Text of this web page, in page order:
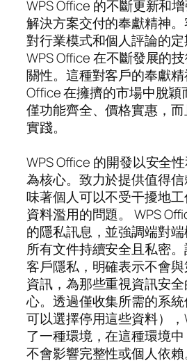
WPS Office 的不斷更新和
解決方案交付的奉獻精神
對行業模式和個人評論的
WPS Office 在不斷發展的
關性。這種對客戶的奉獻精
Office 在擁擠的市場中脫穎
僅功能齊全、價格實惠，
實踐。
WPS Office 的開發以安全
為核心。致力於提供值得
味著個人可以不受干擾地
資料濫用的問題。 WPS
的隱私訊息，並強調端對
所有文件持續安全且私密
客戶隱私，明確表示不會
資訊，為那些重視資訊安
心。透過僅收集所需的系
可以選擇停用這些資料），
了一種環境，在這種環境
不會影響完整性或個人依賴